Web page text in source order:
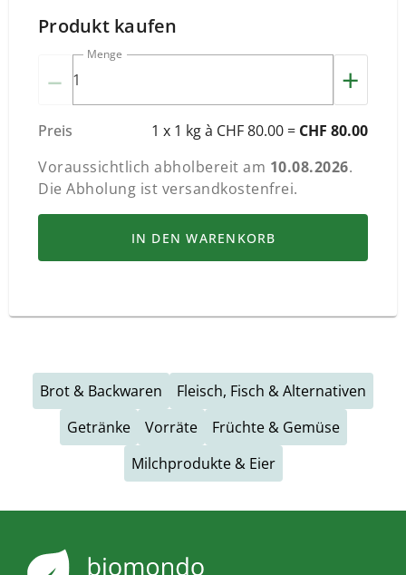
Produkt kaufen
–
Menge
+
Preis 1 x 1 kg à CHF 80.00 = CHF 80.00
Voraussichtlich abholbereit am 10.08.2026.
Die Abholung ist versandkostenfrei.
IN DEN WARENKORB
Brot & Backwaren
Fleisch, Fisch & Alternativen
Getränke
Vorräte
Früchte & Gemüse
Milchprodukte & Eier